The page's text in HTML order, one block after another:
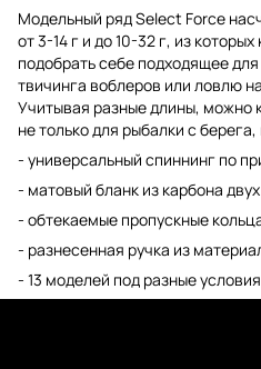
Модельный ряд Select Force
от 3-14 г и до 10-32 г, из
подобрать себе подходящее
твичинга воблеров или ловлю
Учитывая разные длины, можно
не только для рыбалки с берега,
- универсальный спиннинг по
- матовый бланк из карбона
- обтекаемые пропускные
- разнесенная ручка из
- 13 моделей под разные